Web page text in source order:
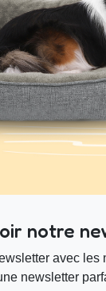
notre
avec
newsletter